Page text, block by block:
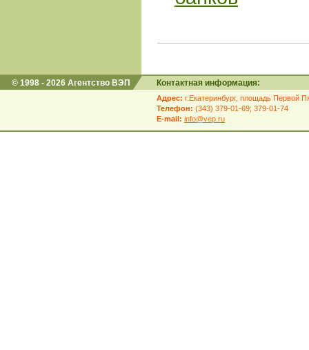
© 1998 - 2026 Агентство ВЭП Контактная информация:
Адрес: г.Екатеринбург, площадь Первой
Телефон: (343) 379-01-69; 379-01-74
E-mail: info@vep.ru